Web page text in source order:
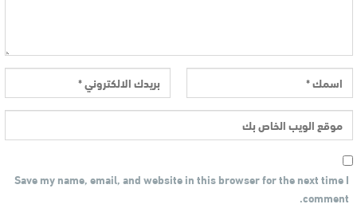
Save my name, email, and website in this browser for the next time I
comment.